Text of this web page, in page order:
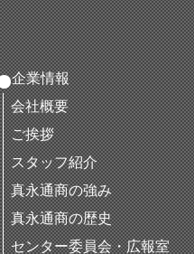
企業情報
会社概要
ご挨拶
スタッフ紹介
真永通商の強み
真永通商の歴史
センター委員会・広報室